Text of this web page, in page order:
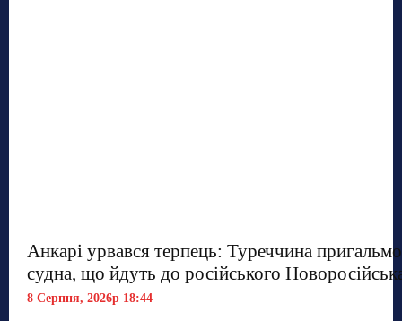
Анкарі урвався терпець: Туреччина
судна, що йдуть до російського
8 Серпня, 2026р 18:44